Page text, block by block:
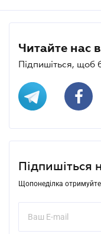
Читайте нас
Підпишіться, щоб
Підпишіться
Щопонеділка отримуйте